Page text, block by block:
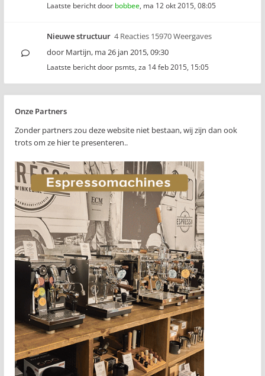
Laatste bericht door bobbee, ma 12 okt 2015, 08:05
Nieuwe structuur 4 Reacties 15970 Weergaves
door Martijn, ma 26 jan 2015, 09:30
Laatste bericht door psmts, za 14 feb 2015, 15:05
Onze Partners
Zonder partners zou deze website niet bestaan, wij zijn dan ook
trots om ze hier te presenteren..